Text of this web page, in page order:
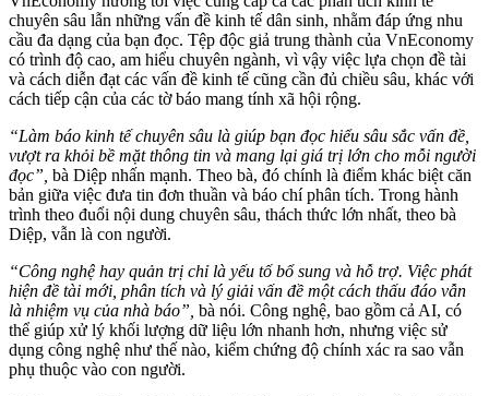
chuyên sâu lẫn những vấn đề kinh tế dân sinh, nhằm đáp ứng nhu
cầu đa dạng của bạn đọc. Tệp độc giả trung thành của VnEconomy
có trình độ cao, am hiểu chuyên ngành, vì vậy việc lựa chọn đề tài
và cách diễn đạt các vấn đề kinh tế cũng cần đủ chiều sâu, khác với
cách tiếp cận của các tờ báo mang tính xã hội rộng.
“Làm báo kinh tế chuyên sâu là giúp bạn đọc hiểu sâu sắc vấn đề,
vượt ra khỏi bề mặt thông tin và mang lại giá trị lớn cho mỗi người
đọc”, bà Diệp nhấn mạnh. Theo bà, đó chính là điểm khác biệt căn
bản giữa việc đưa tin đơn thuần và báo chí phân tích. Trong hành
trình theo đuổi nội dung chuyên sâu, thách thức lớn nhất, theo bà
Diệp, vẫn là con người.
“Công nghệ hay quản trị chỉ là yếu tố bổ sung và hỗ trợ. Việc phát
hiện đề tài mới, phân tích và lý giải vấn đề một cách thấu đáo vẫn
là nhiệm vụ của nhà báo”, bà nói. Công nghệ, bao gồm cả AI, có
thể giúp xử lý khối lượng dữ liệu lớn nhanh hơn, nhưng việc sử
dụng công nghệ như thế nào, kiểm chứng độ chính xác ra sao vẫn
phụ thuộc vào con người.